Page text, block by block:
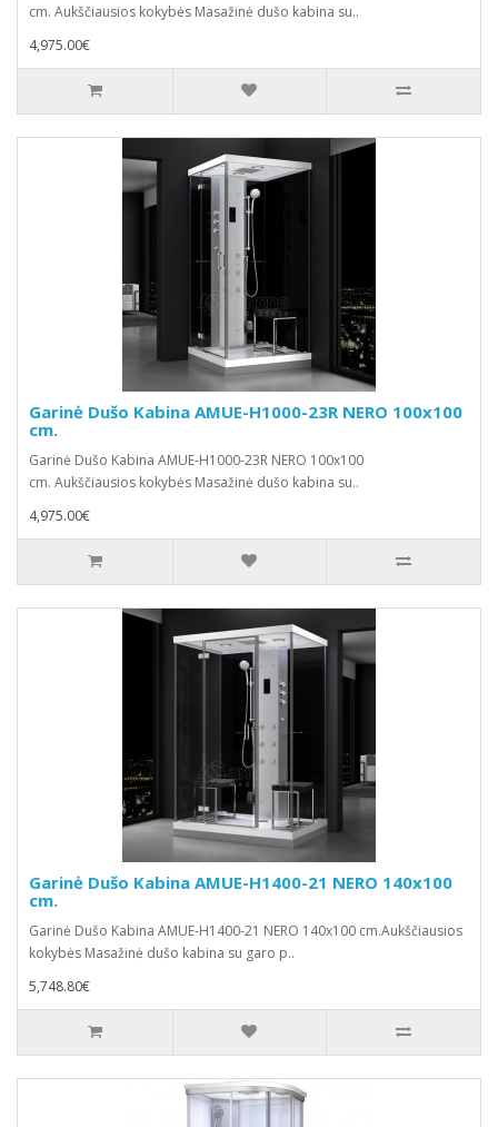
cm. Aukščiausios kokybės Masažinė dušo kabina su..
4,975.00€
Garinė Dušo Kabina AMUE-H1000-23R NERO 100x100
cm.
Garinė Dušo Kabina AMUE-H1000-23R NERO 100x100
cm. Aukščiausios kokybės Masažinė dušo kabina su..
4,975.00€
Garinė Dušo Kabina AMUE-H1400-21 NERO 140x100
cm.
Garinė Dušo Kabina AMUE-H1400-21 NERO 140x100 cm.Aukščiausios
kokybės Masažinė dušo kabina su garo p..
5,748.80€